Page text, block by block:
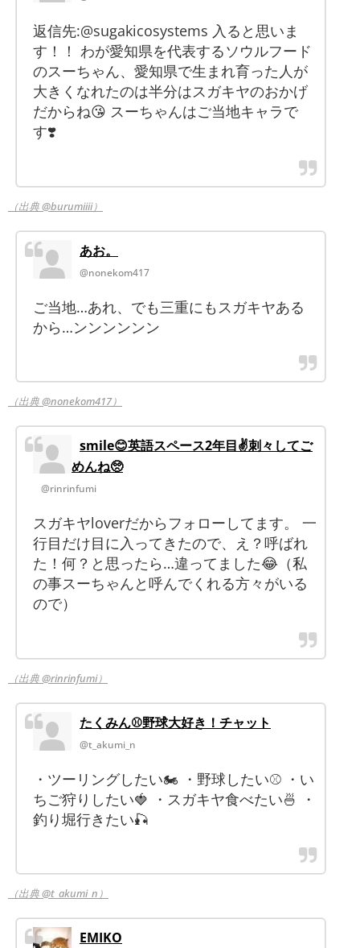
返信先:@sugakicosystems 入ると思いま
す！！ わが愛知県を代表するソウルフード
のスーちゃん、愛知県で生まれ育った人が
大きくなれたのは半分はスガキヤのおかげ
だからね😘 スーちゃんはご当地キャラで
す❣️
（出典 @burumiiii）
あお。
@nonekom417
ご当地…あれ、でも三重にもスガキヤある
から…ンンンンンン
（出典 @nonekom417）
smile😊英語スペース2年目✌️刺々してご
めんね🥺
@rinrinfumi
スガキヤloverだからフォローしてます。 一
行目だけ目に入ってきたので、え？呼ばれ
た！何？と思ったら…違ってました😂（私
の事スーちゃんと呼んでくれる方々がいる
ので）
（出典 @rinrinfumi）
たくみん⚾野球大好き！チャット
@t_akumi_n
・ツーリングしたい🏍 ・野球したい⚾ ・い
ちご狩りしたい🍓 ・スガキヤ食べたい🍜 ・
釣り堀行きたい🎣
（出典 @t_akumi_n）
EMIKO